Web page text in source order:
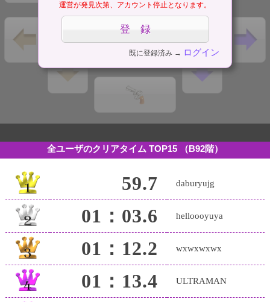
運営が発見次第、アカウント停止となります。
既に登録済み → ログイン
全ユーザのクリアタイム TOP15 （B92階）
59.7 daburyujg
01：03.6 helloooyuya
01：12.2 wxwxwxwx
01：13.4 ULTRAMAN